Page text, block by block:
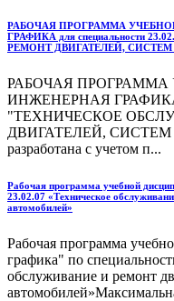
РАБОЧАЯ ПРОГРАММА
ГРАФИКА для специальности
РЕМОНТ ДВИГАТЕЛЕЙ,
РАБОЧАЯ
ИНЖЕНЕРНАЯ ГРАФИКА
"ТЕХНИЧЕСКОЕ
ДВИГАТЕЛЕЙ,
разработана с учетом п...
Рабочая программа учебной
23.02.07 «Техническое
автомобилей»
Рабочая программа
графика" по
обслуживание и ремонт